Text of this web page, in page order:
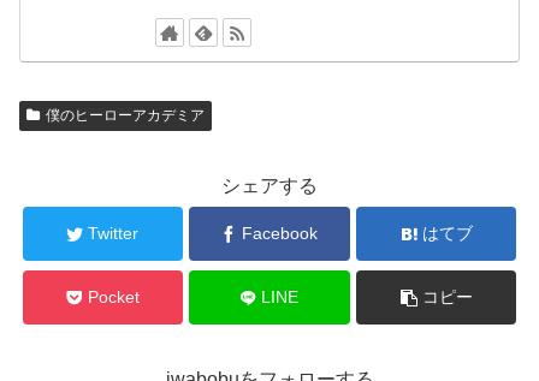
僕のヒーローアカデミア
シェアする
Twitter Facebook はてブ
Pocket LINE コピー